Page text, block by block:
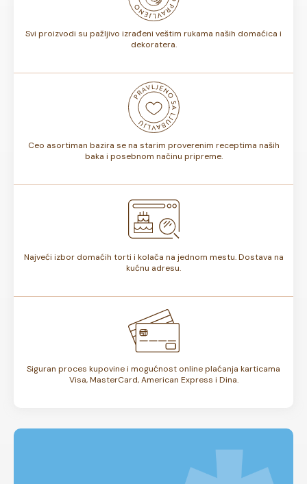
Svi proizvodi su pažljivo izrađeni veštim rukama naših domaćica i
dekoratera.
Ceo asortiman bazira se na starim proverenim receptima naših
baka i posebnom načinu pripreme.
Najveći izbor domaćih torti i kolača na jednom mestu. Dostava na
kućnu adresu.
Siguran proces kupovine i mogućnost online plaćanja karticama
Visa, MasterCard, American Express i Dina.